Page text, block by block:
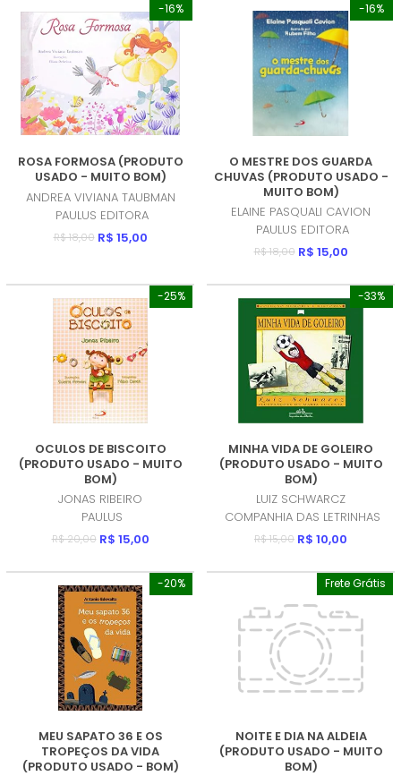
-16%
ROSA FORMOSA (PRODUTO
USADO - MUITO BOM)
ANDREA VIVIANA TAUBMAN
PAULUS EDITORA
R$ 18,00 R$ 15,00
-16%
O MESTRE DOS GUARDA
CHUVAS (PRODUTO USADO -
MUITO BOM)
ELAINE PASQUALI CAVION
PAULUS EDITORA
R$ 18,00 R$ 15,00
-25%
OCULOS DE BISCOITO
(PRODUTO USADO - MUITO
BOM)
JONAS RIBEIRO
PAULUS
R$ 20,00 R$ 15,00
-33%
MINHA VIDA DE GOLEIRO
(PRODUTO USADO - MUITO
BOM)
LUIZ SCHWARCZ
COMPANHIA DAS LETRINHAS
R$ 15,00 R$ 10,00
-20%
MEU SAPATO 36 E OS
TROPEÇOS DA VIDA
(PRODUTO USADO - BOM)
Frete Grátis
NOITE E DIA NA ALDEIA
(PRODUTO USADO - MUITO
BOM)